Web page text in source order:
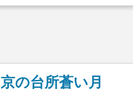
京の台所蒼い月